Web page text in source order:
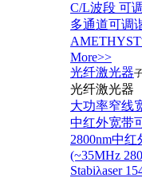
C/L波段 可
多通道可调
More>>
光纤激光器
光纤激光器
大功率窄线
中红外宽带
2800nm中
(~35MHz
Stabiλaser